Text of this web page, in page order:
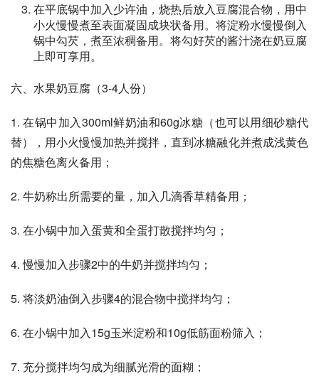
在平底锅中加入少许油，烧热后放入豆腐混合物，用中
小火慢慢煮至表面凝固成块状备用。将淀粉水慢慢倒入
锅中勾芡，煮至浓稠备用。将勾好芡的酱汁浇在奶豆腐
上即可享用。
六、水果奶豆腐（3-4人份）
1. 在锅中加入300ml鲜奶油和60g冰糖（也可以用细砂糖代
替），用小火慢慢加热并搅拌，直到冰糖融化并煮成浅黄色
的焦糖色离火备用；
2. 牛奶称出所需要的量，加入几滴香草精备用；
3. 在小锅中加入蛋黄和全蛋打散搅拌均匀；
4. 慢慢加入步骤2中的牛奶并搅拌均匀；
5. 将淡奶油倒入步骤4的混合物中搅拌均匀；
6. 在小锅中加入15g玉米淀粉和10g低筋面粉筛入；
7. 充分搅拌均匀成为细腻光滑的面糊；